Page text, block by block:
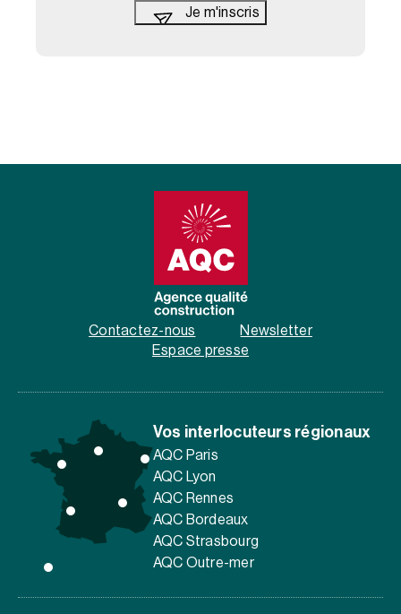
Contactez-nous
Newsletter
Espace presse
Vos interlocuteurs régionaux
AQC Paris
AQC Lyon
AQC Rennes
AQC Bordeaux
AQC Strasbourg
AQC Outre-mer